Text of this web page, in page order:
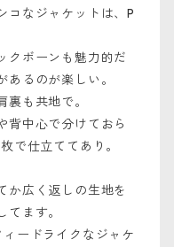
コなジャケットは、P
クボーンも魅力的だ
あるのが楽しい。
も共地で。
背中心で分けておら
で仕立ててあり。
か広く返しの生地を
ます。
ードライクなジャケ